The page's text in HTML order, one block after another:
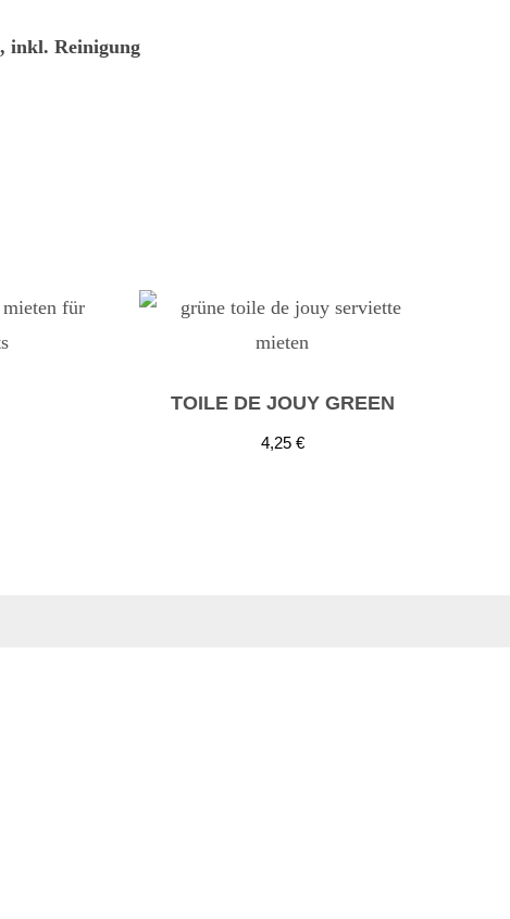
inkl. Reinigung
TOILE DE JOUY GREEN
4,25 €